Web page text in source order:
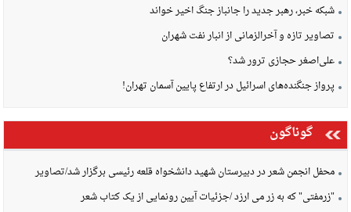
شبکه خبر، رهبر جدید را جانباز جنگ اخیر خواند
تصاویر تازه و آخرالزمانی از انبار نفت شهران
علی‌اصغر حجازی ترور شد؟
پرواز جنگنده‌های اسرائیل در ارتفاع پایین آسمان تهران!
گوناگون
محفل انجمن شعر در دبیرستان شهید دانشخواه قلعه رئیسی برگزار شد/تصاویر
"زرمفتی" که به زر می ارزد /جزئیات آیین رونمایی از یک کتاب شعر